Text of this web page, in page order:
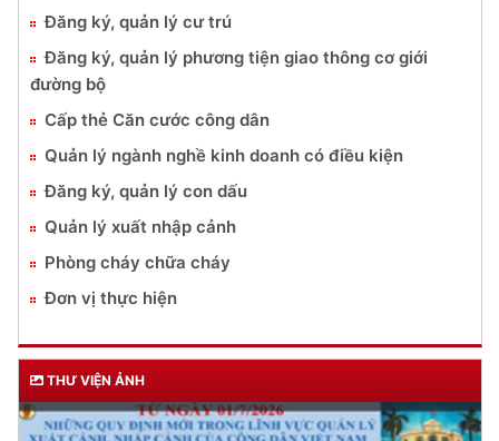
Đăng ký, quản lý cư trú
Đăng ký, quản lý phương tiện giao thông cơ giới
đường bộ
Cấp thẻ Căn cước công dân
Quản lý ngành nghề kinh doanh có điều kiện
Đăng ký, quản lý con dấu
Quản lý xuất nhập cảnh
Phòng cháy chữa cháy
Đơn vị thực hiện
THƯ VIỆN ẢNH